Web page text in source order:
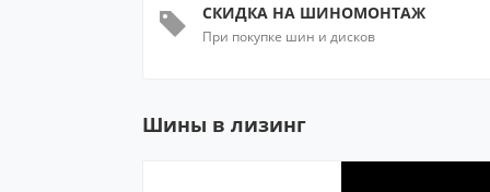
СКИДКА НА ШИНОМОНТАЖ
При покупке шин и дисков
Шины в лизинг